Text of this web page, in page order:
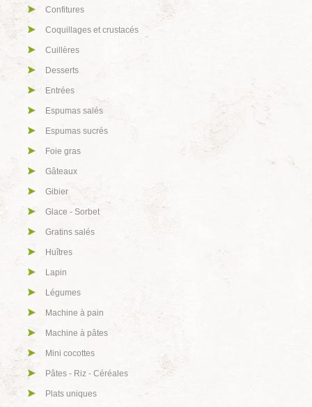
Confitures
Coquillages et crustacés
Cuillères
Desserts
Entrées
Espumas salés
Espumas sucrés
Foie gras
Gâteaux
Gibier
Glace - Sorbet
Gratins salés
Huîtres
Lapin
Légumes
Machine à pain
Machine à pâtes
Mini cocottes
Pâtes - Riz - Céréales
Plats uniques